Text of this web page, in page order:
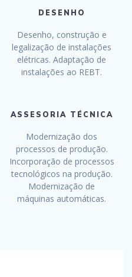
DESENHO
Desenho, construção e
legalização de instalações
elétricas. Adaptação de
instalações ao REBT.
ASSESORIA TÉCNICA
Modernização dos
processos de produção.
Incorporação de processos
tecnológicos na produção.
Modernização de
máquinas automáticas.